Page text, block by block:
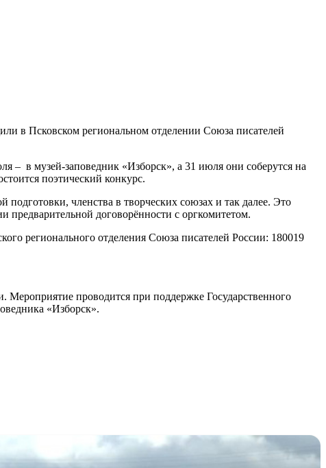
в Псковском региональном отделении Союза писателей
– в музей-заповедник «Изборск», а 31 июля они соберутся на
поэтический конкурс.
подготовки, членства в творческих союзах и так далее. Это
предварительной договорённости с оргкомитетом.
регионального отделения Союза писателей России: 180019
Мероприятие проводится при поддержке Государственного
«Изборск».